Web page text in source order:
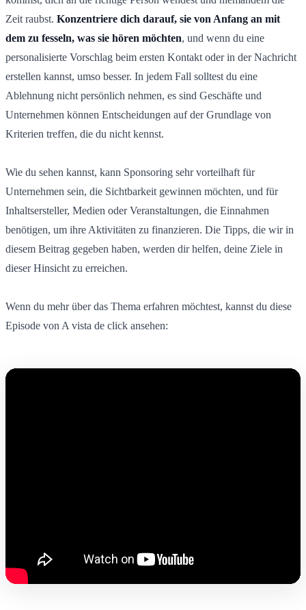
Zeit raubst. Konzentriere dich darauf, sie von Anfang an mit
dem zu fesseln, was sie hören möchten, und wenn du eine
personalisierte Vorschlag beim ersten Kontakt oder in der Nachricht
erstellen kannst, umso besser. In jedem Fall solltest du eine
Ablehnung nicht persönlich nehmen, es sind Geschäfte und
Unternehmen können Entscheidungen auf der Grundlage von
Kriterien treffen, die du nicht kennst.
Wie du sehen kannst, kann Sponsoring sehr vorteilhaft für
Unternehmen sein, die Sichtbarkeit gewinnen möchten, und für
Inhaltsersteller, Medien oder Veranstaltungen, die Einnahmen
benötigen, um ihre Aktivitäten zu finanzieren. Die Tipps, die wir in
diesem Beitrag gegeben haben, werden dir helfen, deine Ziele in
dieser Hinsicht zu erreichen.
Wenn du mehr über das Thema erfahren möchtest, kannst du diese
Episode von A vista de click ansehen: